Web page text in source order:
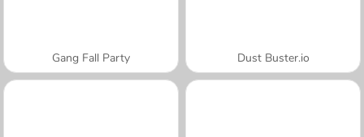
Gang Fall Party Dust Buster.io